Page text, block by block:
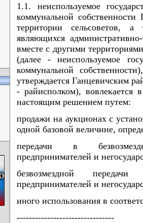
1.1. неиспользуемое
коммунальной собственности
территории сельсоветов,
являющихся
вместе с другими
(далее - неиспользуемое
коммунальной
утверждается Ганцевичским
- райисполком), вовлекается
настоящим решением путем:
продажи на аукционах с
одной базовой величине,
передачи в
предпринимателей и
безвозмездной
предпринимателей и
иного использования в
--------------------------------